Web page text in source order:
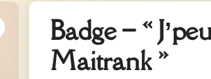
Badge – «
Maitrank »